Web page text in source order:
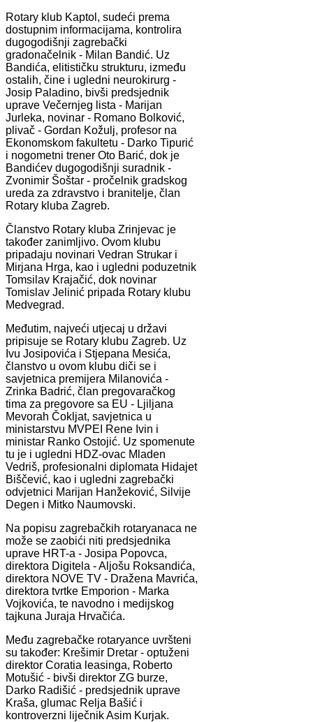
Rotary klub Kaptol, sudeći prema
dostupnim informacijama, kontrolira
dugogodišnji zagrebački
gradonačelnik - Milan Bandić. Uz
Bandića, elitističku strukturu, između
ostalih, čine i ugledni neurokirurg -
Josip Paladino, bivši predsjednik
uprave Večernjeg lista - Marijan
Jurleka, novinar - Romano Bolković,
plivač - Gordan Kožulj, profesor na
Ekonomskom fakultetu - Darko Tipurić
i nogometni trener Oto Barić, dok je
Bandićev dugogodišnji suradnik -
Zvonimir Šoštar - pročelnik gradskog
ureda za zdravstvo i branitelje, član
Rotary kluba Zagreb.
Članstvo Rotary kluba Zrinjevac je
također zanimljivo. Ovom klubu
pripadaju novinari Vedran Strukar i
Mirjana Hrga, kao i ugledni poduzetnik
Tomsilav Krajačić, dok novinar
Tomislav Jelinić pripada Rotary klubu
Medvegrad.
Međutim, najveći utjecaj u državi
pripisuje se Rotary klubu Zagreb. Uz
Ivu Josipovića i Stjepana Mesića,
članstvo u ovom klubu diči se i
savjetnica premijera Milanovića -
Zrinka Badrić, član pregovaračkog
tima za pregovore sa EU - Ljiljana
Mevorah Čokljat, savjetnica u
ministarstvu MVPEI Rene Ivin i
ministar Ranko Ostojić. Uz spomenute
tu je i ugledni HDZ-ovac Mladen
Vedriš, profesionalni diplomata Hidajet
Biščević, kao i ugledni zagrebački
odvjetnici Marijan Hanžeković, Silvije
Degen i Mitko Naumovski.
Na popisu zagrebačkih rotaryanaca ne
može se zaobići niti predsjednika
uprave HRT-a - Josipa Popovca,
direktora Digitela - Aljošu Roksandića,
direktora NOVE TV - Dražena Mavrića,
direktora tvrtke Emporion - Marka
Vojkovića, te navodno i medijskog
tajkuna Juraja Hrvačića.
Među zagrebačke rotaryance uvršteni
su također: Krešimir Dretar - optuženi
direktor Coratia leasinga, Roberto
Motušić - bivši direktor ZG burze,
Darko Radišić - predsjednik uprave
Kraša, glumac Relja Bašić i
kontroverzni liječnik Asim Kurjak.